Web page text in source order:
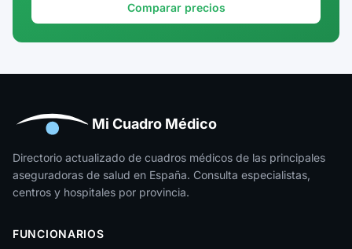
Huesca
Jaén
La Rioja
León
Comparar precios
Mi Cuadro Médico
Directorio actualizado de cuadros médicos de las principales
aseguradoras de salud en España. Consulta especialistas,
centros y hospitales por provincia.
FUNCIONARIOS